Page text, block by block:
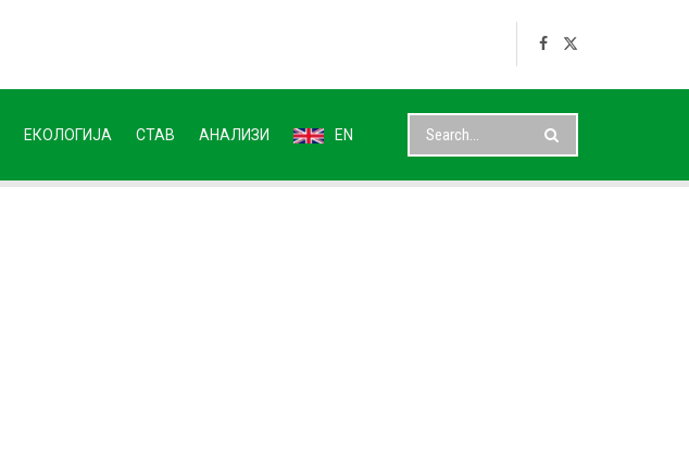
ЕКОЛОГИЈА СТАВ АНАЛИЗИ EN